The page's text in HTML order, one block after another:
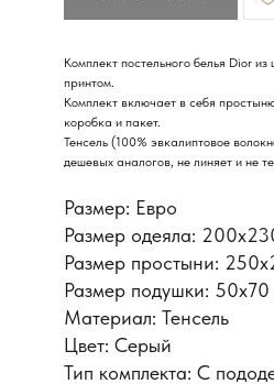
Комплект постельного белья Dior
принтом.
Комплект включает в себя
коробка и пакет.
Тенсель (100% эвкалиптовое
дешевых аналогов, не линяет и не
Размер: Евро
Размер одеяла:
Размер простыни:
Размер подушки: 50x70
Материал: Тенсель
Цвет: Серый
Тип комплекта: С